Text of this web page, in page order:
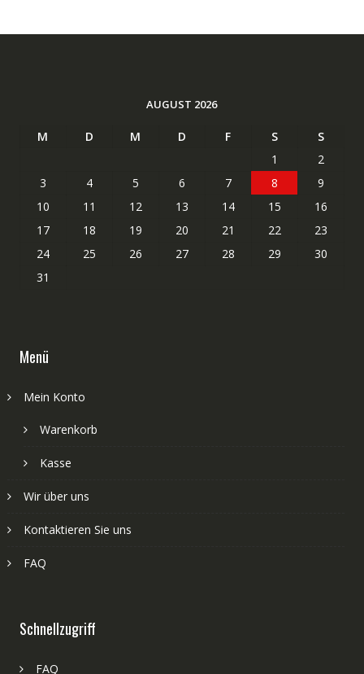
AUGUST 2026
M D M D F S
S
1
2
3
4 5 6 7 8
9
10
11 12 13 14 15
16
17
18 19 20 21 22
23
24
25 26 27 28 29
30
31
Menü
Mein Konto
Warenkorb
Kasse
Wir über uns
Kontaktieren Sie uns
FAQ
Schnellzugriff
FAQ